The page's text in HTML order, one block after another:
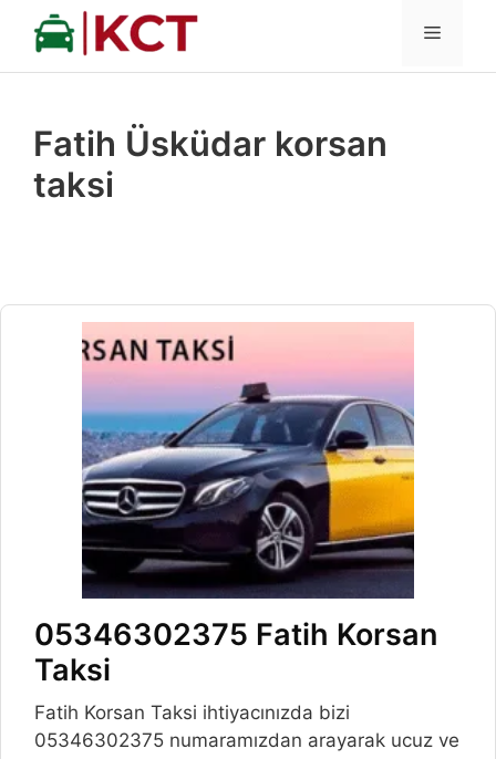
İçeriğe
MENÜ
Fatih Üsküdar korsan
taksi
05346302375 Fatih Korsan
Taksi
Fatih Korsan Taksi ihtiyacınızda bizi
05346302375 numaramızdan arayarak ucuz ve